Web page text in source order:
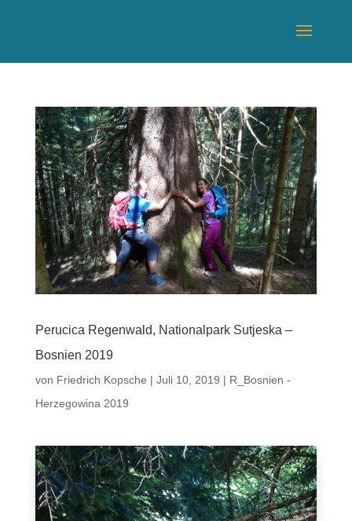
Perucica Regenwald, Nationalpark Sutjeska –
Bosnien 2019
von Friedrich Kopsche | Juli 10, 2019 | R_Bosnien -
Herzegowina 2019